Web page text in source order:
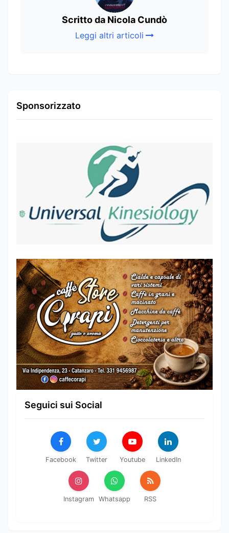
Scritto da Nicola Cundò
Leggi altri articoli
Sponsorizzato
Seguici sui Social
Facebook Twitter Youtube LinkedIn
Instagram Whatsapp RSS